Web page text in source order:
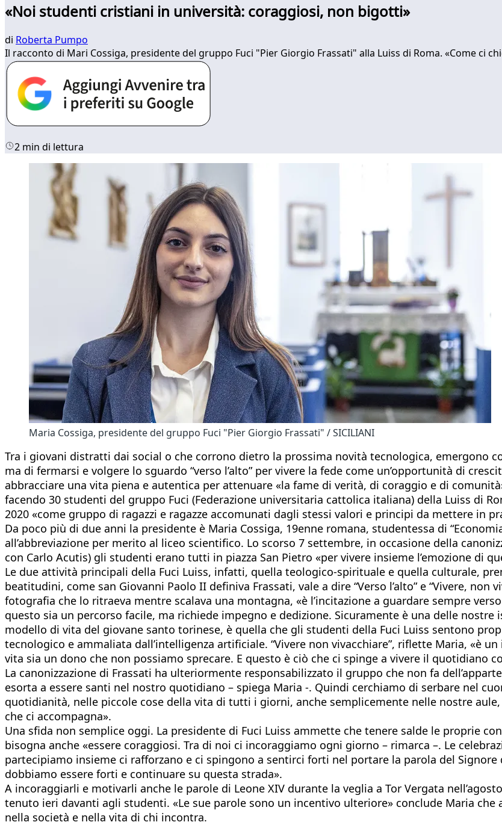
«Noi studenti cristiani in università: coraggiosi, non bigotti»
di Roberta Pumpo
Il racconto di Mari Cossiga, presidente del gruppo Fuci "Pier Giorgio Frassati" alla Luiss di Roma. «Come ci
2 min di lettura
Maria Cossiga, presidente del gruppo Fuci "Pier Giorgio Frassati" / SICILIANI
Tra i giovani distratti dai social o che corrono dietro la prossima novità tecnologica, emergono
ma di fermarsi e volgere lo sguardo “verso l’alto” per vivere la fede come un’opportunità di
abbracciare una vita piena e autentica per attenuare «la fame di verità, di coraggio e di
facendo 30 studenti del gruppo Fuci (Federazione universitaria cattolica italiana) della Luiss di
2020 «come gruppo di ragazzi e ragazze accomunati dagli stessi valori e principi da mettere in
Da poco più di due anni la presidente è Maria Cossiga, 19enne romana, studentessa di
all’abbreviazione per merito al liceo scientifico. Lo scorso 7 settembre, in occasione della
con Carlo Acutis) gli studenti erano tutti in piazza San Pietro «per vivere insieme l’emozione di
Le due attività principali della Fuci Luiss, infatti, quella teologico-spirituale e quella culturale,
beatitudini, come san Giovanni Paolo II definiva Frassati, vale a dire “Verso l’alto” e “Vivere, non
fotografia che lo ritraeva mentre scalava una montagna, «è l’incitazione a guardare sempre
questo sia un percorso facile, ma richiede impegno e dedizione. Sicuramente è una delle
modello di vita del giovane santo torinese, è quella che gli studenti della Fuci Luiss sentono
tecnologico e ammaliata dall’intelligenza artificiale. “Vivere non vivacchiare”, riflette Maria, «è
vita sia un dono che non possiamo sprecare. E questo è ciò che ci spinge a vivere il quotidiano
La canonizzazione di Frassati ha ulteriormente responsabilizzato il gruppo che non fa
esorta a essere santi nel nostro quotidiano – spiega Maria -. Quindi cerchiamo di serbare nel
quotidianità, nelle piccole cose della vita di tutti i giorni, anche semplicemente nelle nostre
che ci accompagna».
Una sfida non semplice oggi. La presidente di Fuci Luiss ammette che tenere salde le proprie
bisogna anche «essere coraggiosi. Tra di noi ci incoraggiamo ogni giorno – rimarca –. Le
partecipiamo insieme ci rafforzano e ci spingono a sentirci forti nel portare la parola del
dobbiamo essere forti e continuare su questa strada».
A incoraggiarli e motivarli anche le parole di Leone XIV durante la veglia a Tor Vergata
tenuto ieri davanti agli studenti. «Le sue parole sono un incentivo ulteriore» conclude Maria
nella società e nella vita di chi incontra.